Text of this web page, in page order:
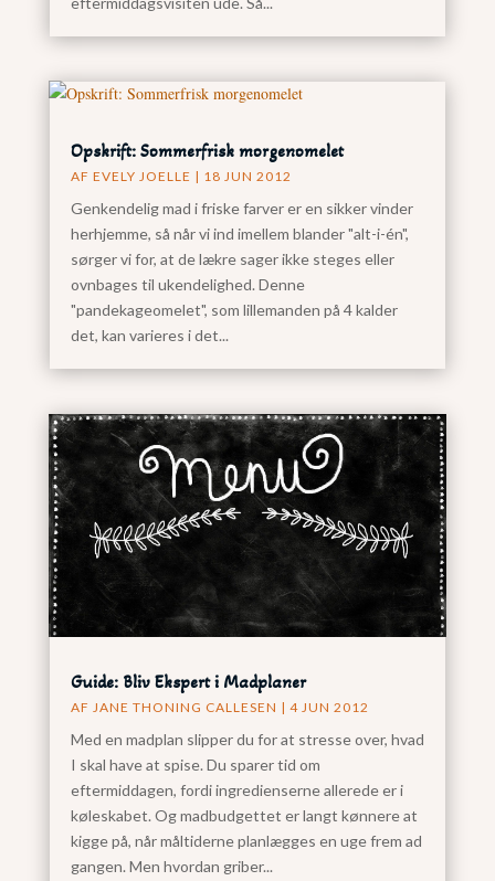
Opskrift: Sommerfrisk morgenomelet
AF EVELY JOELLE | 18 JUN 2012
Genkendelig mad i friske farver er en sikker vinder
herhjemme, så når vi ind imellem blander "alt-i-én",
sørger vi for, at de lækre sager ikke steges eller
ovnbages til ukendelighed. Denne
"pandekageomelet", som lillemanden på 4 kalder
det, kan varieres i det...
Guide: Bliv Ekspert i Madplaner
AF JANE THONING CALLESEN | 4 JUN 2012
Med en madplan slipper du for at stresse over, hvad
I skal have at spise. Du sparer tid om
eftermiddagen, fordi ingredienserne allerede er i
køleskabet. Og madbudgettet er langt kønnere at
kigge på, når måltiderne planlægges en uge frem ad
gangen. Men hvordan griber...